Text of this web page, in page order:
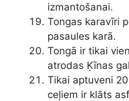
izmantošanai.
Tongas karavīri
pasaules karā.
Tongā ir tikai
atrodas Ķīnas
Tikai aptuveni
ceļiem ir klāts